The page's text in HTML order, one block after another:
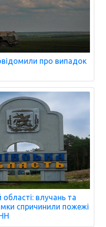
про випадок
області: влучань та
спричинили пожежі